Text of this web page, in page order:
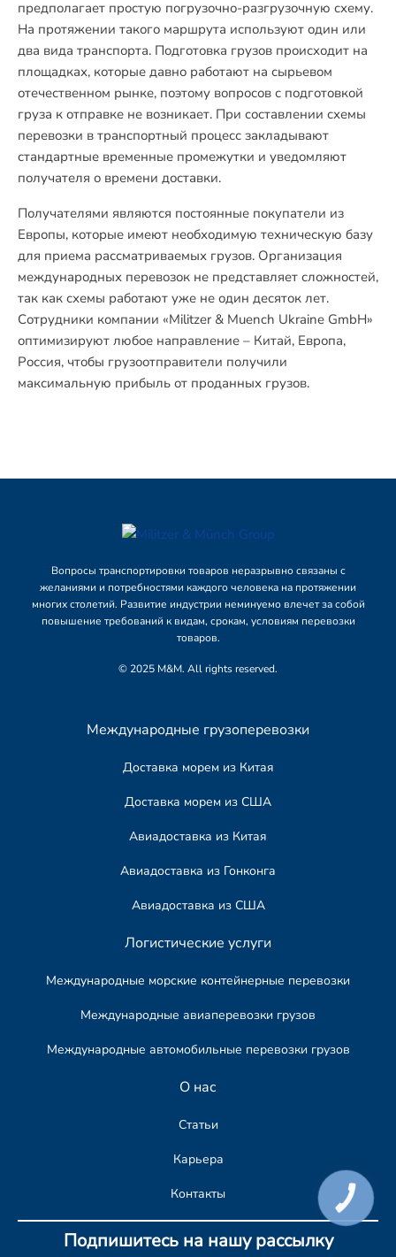
предполагает простую погрузочно-разгрузочную схему.
На протяжении такого маршрута используют один или
два вида транспорта. Подготовка грузов происходит на
площадках, которые давно работают на сырьевом
отечественном рынке, поэтому вопросов с подготовкой
груза к отправке не возникает. При составлении схемы
перевозки в транспортный процесс закладывают
стандартные временные промежутки и уведомляют
получателя о времени доставки.
Получателями являются постоянные покупатели из
Европы, которые имеют необходимую техническую базу
для приема рассматриваемых грузов. Организация
международных перевозок не представляет сложностей,
так как схемы работают уже не один десяток лет.
Сотрудники компании «Militzer & Muench Ukraine GmbH»
оптимизируют любое направление – Китай, Европа,
Россия, чтобы грузоотправители получили
максимальную прибыль от проданных грузов.
Вопросы транспортировки товаров неразрывно связаны с
желаниями и потребностями каждого человека на протяжении
многих столетий. Развитие индустрии неминуемо влечет за собой
повышение требований к видам, срокам, условиям перевозки
товаров.
© 2025 M&M. All rights reserved.
Международные грузоперевозки
Доставка морем из Китая
Доставка морем из США
Авиадоставка из Китая
Авиадоставка из Гонконга
Авиадоставка из США
Логистические услуги
Международные морские контейнерные перевозки
Международные авиаперевозки грузов
Международные автомобильные перевозки грузов​
О нас
Статьи
Карьера
Контакты
Подпишитесь на нашу рассылку
КНОПКА
СВЯЗИ